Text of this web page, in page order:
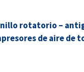
rotatorio –
de aire